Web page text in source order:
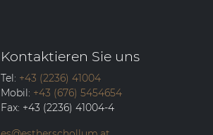
Kontaktieren Sie uns
Tel: +43 (2236) 41004
Mobil: +43 (676) 5454654
Fax: +43 (2236) 41004-4